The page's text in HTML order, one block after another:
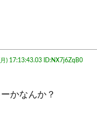
) 17:13:43.03 ID:NX7j6ZqB0
かなんか？